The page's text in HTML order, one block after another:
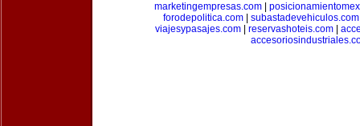
marketingempresas.com
forodepolitica.com| subastadevehiculos.com
viajesypasajes.com
reservashoteis.com